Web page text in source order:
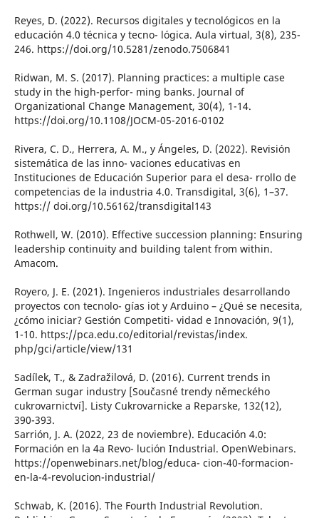
Reyes, D. (2022). Recursos digitales y tecnológicos en la
educación 4.0 técnica y tecno- lógica. Aula virtual, 3(8), 235-
246. https://doi.org/10.5281/zenodo.7506841
Ridwan, M. S. (2017). Planning practices: a multiple case
study in the high-perfor- ming banks. Journal of
Organizational Change Management, 30(4), 1-14.
https://doi.org/10.1108/JOCM-05-2016-0102
Rivera, C. D., Herrera, A. M., y Ángeles, D. (2022). Revisión
sistemática de las inno- vaciones educativas en
Instituciones de Educación Superior para el desa- rrollo de
competencias de la industria 4.0. Transdigital, 3(6), 1–37.
https:// doi.org/10.56162/transdigital143
Rothwell, W. (2010). Effective succession planning: Ensuring
leadership continuity and building talent from within.
Amacom.
Royero, J. E. (2021). Ingenieros industriales desarrollando
proyectos con tecnolo- gías iot y Arduino – ¿Qué se necesita,
¿cómo iniciar? Gestión Competiti- vidad e Innovación, 9(1),
1-10. https://pca.edu.co/editorial/revistas/index.
php/gci/article/view/131
Sadílek, T., & Zadražilová, D. (2016). Current trends in
German sugar industry [Současné trendy německého
cukrovarnictví]. Listy Cukrovarnicke a Reparske, 132(12),
390-393.
Sarrión, J. A. (2022, 23 de noviembre). Educación 4.0:
Formación en la 4a Revo- lución Industrial. OpenWebinars.
https://openwebinars.net/blog/educa- cion-40-formacion-
en-la-4-revolucion-industrial/
Schwab, K. (2016). The Fourth Industrial Revolution.